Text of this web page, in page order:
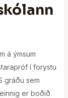
á ýmsum
í forystu
gráðu sem
er boðið